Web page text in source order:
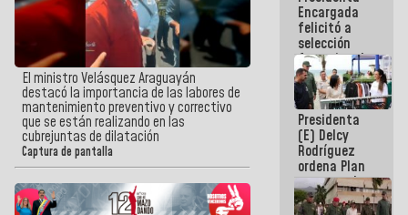
El ministro Velásquez Araguayán
destacó la importancia de las labores de
mantenimiento preventivo y correctivo
que se están realizando en las
cubrejuntas de dilatación
Captura de pantalla
de nuestra
América
Encargada
felicitó a
selección
femenina de
baloncesto
por su
clasificación
a la
AmeriCup
2027
Presidenta
(E) Delcy
Rodríguez
ordena Plan
maestro de
desarrollo